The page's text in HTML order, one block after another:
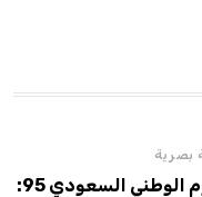
بصرية
الهوية البصرية لليوم الوطني السعودي 95: